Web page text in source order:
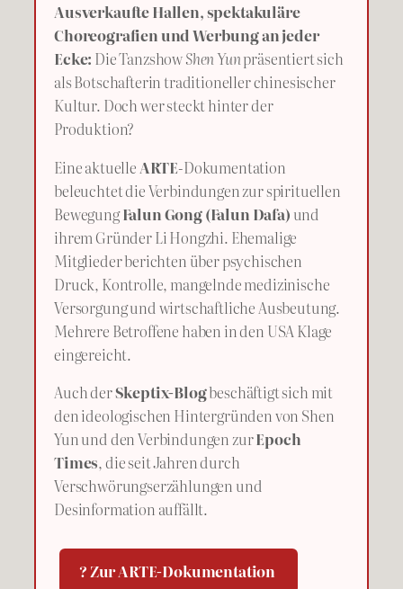
Ausverkaufte Hallen, spektakuläre
Choreografien und Werbung an jeder
Ecke: Die TanzshowShen Yunpräsentiert sich
als Botschafterin traditioneller chinesischer
Kultur. Doch wer steckt hinter der
Produktion?
Eine aktuelle ARTE-Dokumentation
beleuchtet die Verbindungen zur spirituellen
BewegungFalun Gong (Falun Dafa) und
ihrem Gründer Li Hongzhi. Ehemalige
Mitglieder berichten über psychischen
Druck, Kontrolle, mangelnde medizinische
Versorgung und wirtschaftliche Ausbeutung.
Mehrere Betroffene haben in den USA Klage
eingereicht.
Auch derSkeptix-Blogbeschäftigt sich mit
den ideologischen Hintergründen von Shen
Yun und den Verbindungen zurEpoch
Times, die seit Jahren durch
Verschwörungserzählungen und
Desinformation auffällt.
? Zur ARTE-Dokumentation